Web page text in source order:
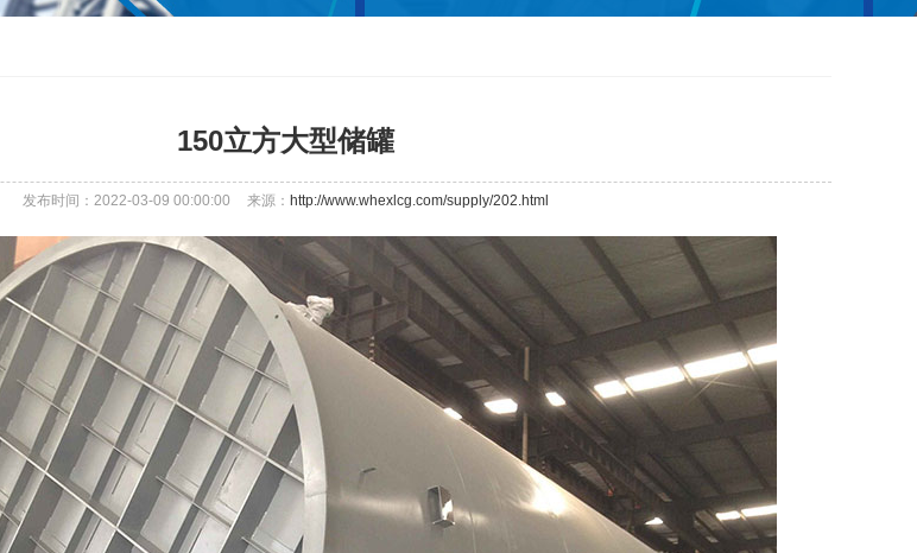
150立方大型储罐
发布时间：2022-03-09 00:00:00 来源： http://www.whexlcg.com/supply/202.html